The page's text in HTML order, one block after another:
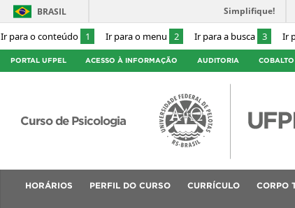
Ir para o conteúdo 1 Ir para o menu 2 Ir para a busca 3 Ir
BRASIL Simplifique!
PORTAL UFPEL ACESSO À INFORMAÇÃO AUDITORIA COBALTO
Curso de Psicologia
HORÁRIOS PERFIL DO CURSO CURRÍCULO CORPO